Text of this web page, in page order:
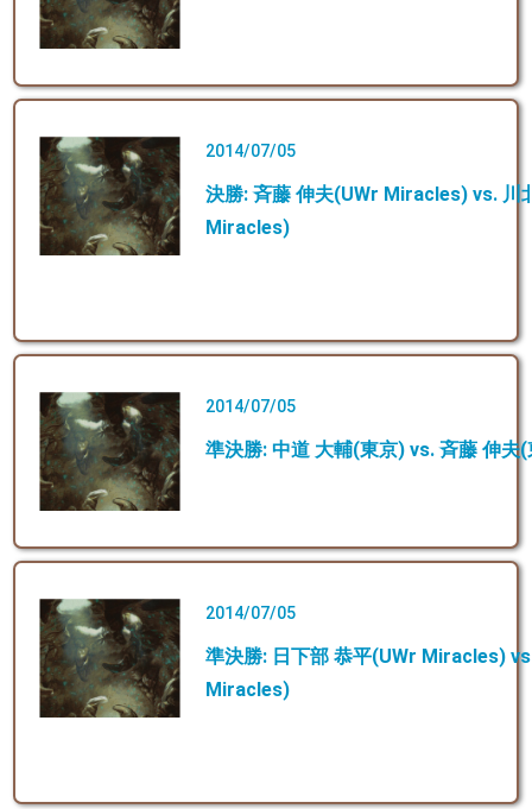
2014/07/05
決勝: 斉藤 伸夫(UWr Miracles) vs. 川
Miracles)
2014/07/05
準決勝: 中道 大輔(東京) vs. 斉藤 伸夫
2014/07/05
準決勝: 日下部 恭平(UWr Miracles)
Miracles)